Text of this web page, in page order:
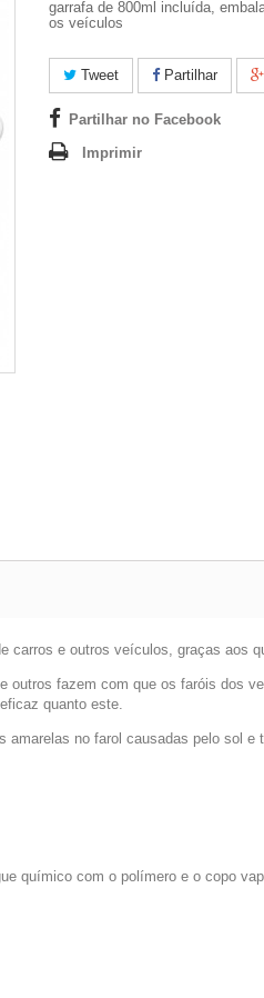
garrafa de 800ml incluída,
os veículos
Tweet Partilhar
Partilhar no Facebook
Imprimir
carros e outros veículos, graças aos
outros fazem com que os faróis dos
quanto este.
amarelas no farol causadas pelo sol
químico com o polímero e o copo